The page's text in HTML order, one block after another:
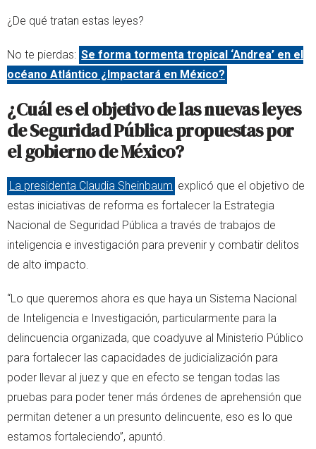
¿De qué tratan estas leyes?
No te pierdas: Se forma tormenta tropical ‘Andrea’ en el
océano Atlántico ¿Impactará en México?
¿Cuál es el objetivo de las nuevas leyes
de Seguridad Pública propuestas por
el gobierno de México?
La presidenta Claudia Sheinbaum explicó que el objetivo de
estas iniciativas de reforma es fortalecer la Estrategia
Nacional de Seguridad Pública a través de trabajos de
inteligencia e investigación para prevenir y combatir delitos
de alto impacto.
“Lo que queremos ahora es que haya un Sistema Nacional
de Inteligencia e Investigación, particularmente para la
delincuencia organizada, que coadyuve al Ministerio Público
para fortalecer las capacidades de judicialización para
poder llevar al juez y que en efecto se tengan todas las
pruebas para poder tener más órdenes de aprehensión que
permitan detener a un presunto delincuente, eso es lo que
estamos fortaleciendo”, apuntó.